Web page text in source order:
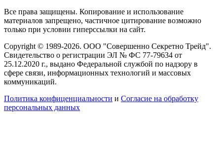
Все права защищены. Копирование и использование
материалов запрещено, частичное цитирование возможно
только при условии гиперссылки на сайт.
Copyright © 1989-2026. ООО "Совершенно Секретно Трейд".
Свидетельство о регистрации ЭЛ № ФС 77-79634 от
25.12.2020 г., выдано Федеральной службой по надзору в
сфере связи, информационных технологий и массовых
коммуникаций.
Политика конфиценциальности и Согласие на обработку
персональных данных